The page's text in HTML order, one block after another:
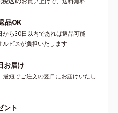
品OK
から30日以内であれば返品可能
ビスが負担いたします
お届け
最短でご注文の翌日にお届けいたし
ント